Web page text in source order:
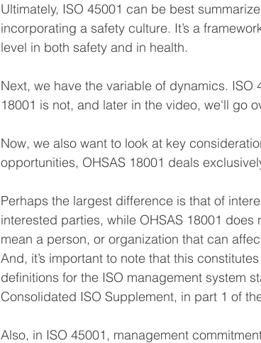
Ultimately, ISO 45001 can be best
incorporating a safety culture. It’s a
level in both safety and in health.
Next, we have the variable of dynamics.
18001 is not, and later in the video, we'll go
Now, we also want to look at key
opportunities, OHSAS 18001 deals
Perhaps the largest difference is that of
interested parties, while OHSAS 18001
mean a person, or organization that can
And, it’s important to note that this
definitions for the ISO management system
Consolidated ISO Supplement, in part 1 of
Also, in ISO 45001, management